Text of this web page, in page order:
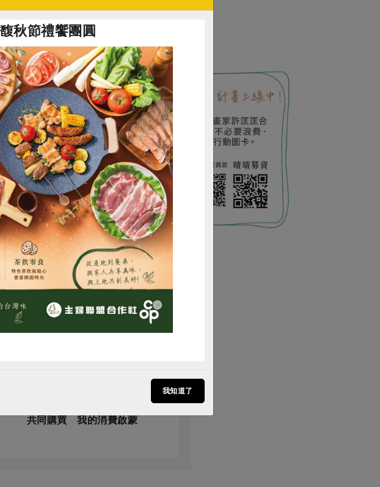
transact?reset=1&id=46
共同購買 我的消費啟蒙
雞蛋 食安 共同購買
秋節禮饗團圓
我知道了